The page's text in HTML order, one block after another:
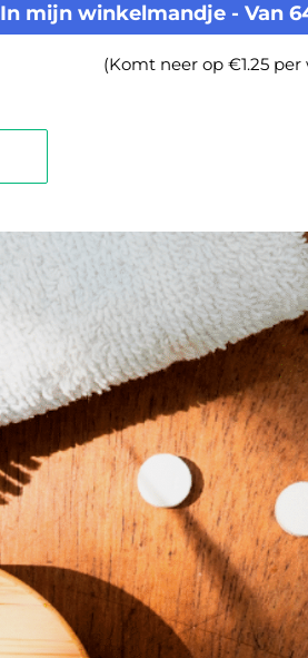
In mijn winkelmandje - Van
(Komt neer op €1.25 per